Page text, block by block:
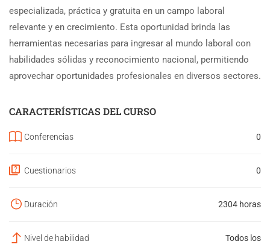
especializada, práctica y gratuita en un campo laboral
relevante y en crecimiento. Esta oportunidad brinda las
herramientas necesarias para ingresar al mundo laboral con
habilidades sólidas y reconocimiento nacional, permitiendo
aprovechar oportunidades profesionales en diversos sectores.
CARACTERÍSTICAS DEL CURSO
Conferencias 0
Cuestionarios 0
Duración 2304 horas
Nivel de habilidad
Todos los